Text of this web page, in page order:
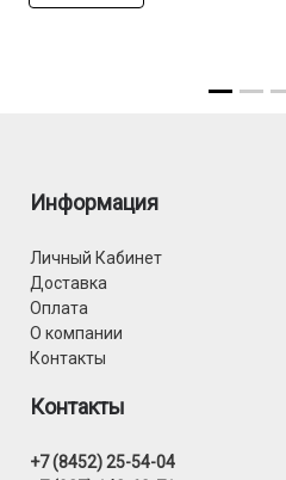
Информация
Личный Кабинет
Доставка
Оплата
О компании
Контакты
Контакты
+7 (8452) 25-54-04